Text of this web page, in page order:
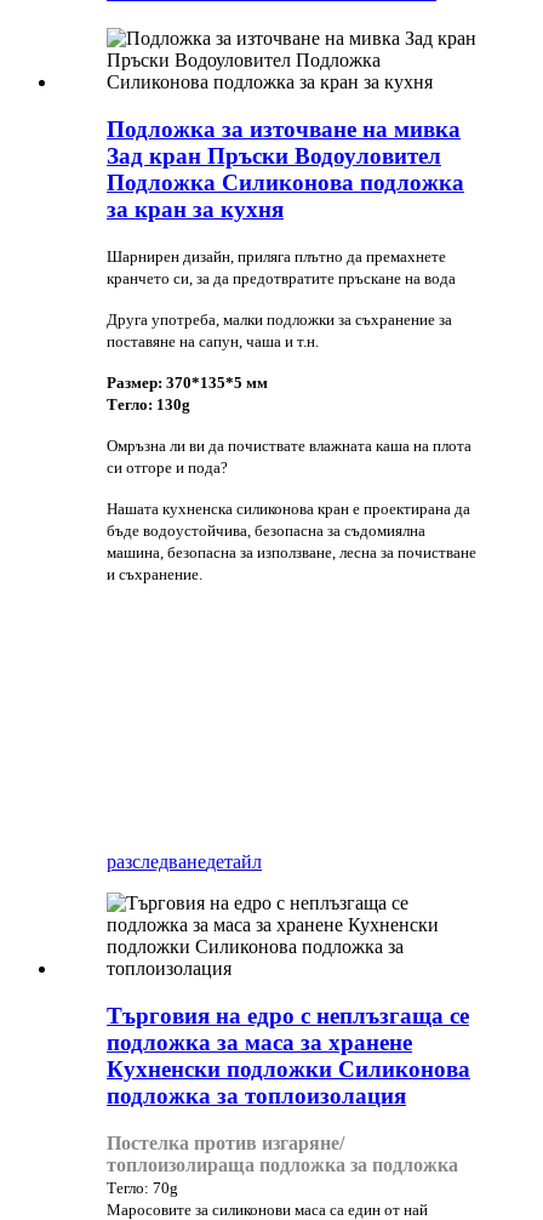
Подложка за източване на мивка
Зад кран Пръски Водоуловител
Подложка Силиконова подложка
за кран за кухня
Шарнирен дизайн, приляга плътно да премахнете
кранчето си, за да предотвратите пръскане на вода
Друга употреба, малки подложки за съхранение за
поставяне на сапун, чаша и т.н.
Размер: 370*135*5 мм
Тегло: 130g
Омръзна ли ви да почиствате влажната каша на плота
си отгоре и пода?
Нашата кухненска силиконова кран е проектирана да
бъде водоустойчива, безопасна за съдомиялна
машина, безопасна за използване, лесна за почистване
и съхранение.
разследванедетайл
Търговия на едро с неплъзгаща се
подложка за маса за хранене
Кухненски подложки Силиконова
подложка за топлоизолация
Постелка против изгаряне/
топлоизолираща подложка за подложка
Тегло: 70g
Маросовите за силиконови маса са един от най